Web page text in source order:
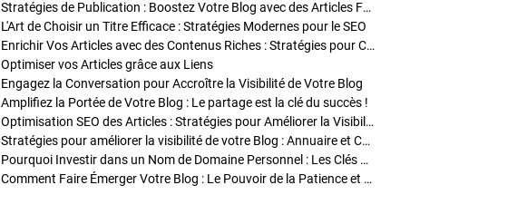
Stratégies de Publication : Boostez Votre Blog avec des Articles Fréquents et Exclusifs
L'Art de Choisir un Titre Efficace : Stratégies Modernes pour le SEO
Enrichir Vos Articles avec des Contenus Riches : Stratégies pour Captiver et Optimiser
Optimiser vos Articles grâce aux Liens
Engagez la Conversation pour Accroître la Visibilité de Votre Blog
Amplifiez la Portée de Votre Blog : Le partage est la clé du succès !
Optimisation SEO des Articles : Stratégies pour Améliorer la Visibilité de Votre Blog
Stratégies pour améliorer la visibilité de votre Blog : Annuaire et Collaborations
Pourquoi Investir dans un Nom de Domaine Personnel : Les Clés de la Réussite de Votre Blog
Comment Faire Émerger Votre Blog : Le Pouvoir de la Patience et de la Persévérance